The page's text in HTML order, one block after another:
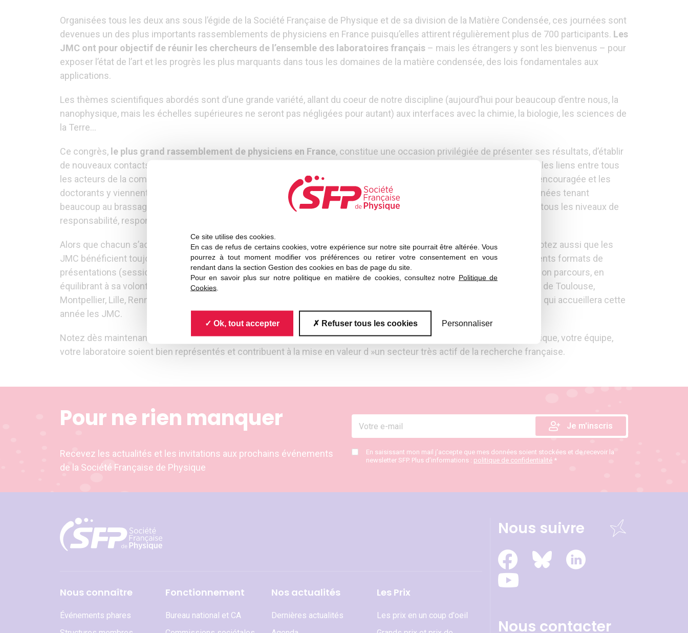
Ce site utilise des cookies.
En cas de refus de certains cookies, votre expérience sur notre site pourrait être altérée. Vous
pourrez à tout moment modifier vos préférences ou retirer votre consentement en vous
rendant dans la section Gestion des cookies en bas de page du site.
Pour en savoir plus sur notre politique en matière de cookies, consultez notre Politique de
Cookies
Ok, tout accepter Refuser tous les cookies Personnaliser
Organisées tous les deux ans sous l’égide de la Société Française de Physique et de sa division de la Matière Condensée, ces journées sont
devenues un des plus importants rassemblements de physiciens en France puisqu’elles attirent régulièrement plus de 700 participants. Les
JMC ont pour objectif de réunir les chercheurs de l’ensemble des laboratoires français – mais les étrangers y sont les bienvenus – pour
exposer l’état de l’art et les progrès les plus marquants dans tous les domaines de la matière condensée, des lois fondamentales aux
applications.
Les thèmes scientifiques abordés sont d’une grande variété, allant du coeur de notre discipline (aujourd’hui pour beaucoup d’entre nous, la
nanophysique, mais les échelles supérieures ne seront pas négligées pour autant) aux interfaces avec la chimie, la biologie, les sciences de
la Terre…
Ce congrès, le plus grand rassemblement de physiciens en France, constitue une occasion privilégiée de présenter ses résultats, d’établir
de nouveaux contacts, de mettre en place de nouvelles collaborations, de s’initier à de nouveaux sujets et de renforcer les liens entre tous
les acteurs de la communauté scientifique française. Traditionnellement, la participation des jeunes chercheurs y est encouragée et les
doctorants y viennent en nombre, mais les JMC s’adressent tout autant aux chercheurs confirmés, l’intérêt de ces journées tenant
beaucoup au brassage ainsi réalisé entre les jeunes qui s’engagent dans la recherche, et ceux qui sont déjà en poste à tous les niveaux de
responsabilité, responsables de projet, chefs d’équipes, directeurs de laboratoires…
Alors que chacun s’accorde quant à l’importance de l’instrumentation scientifique et de la circulation de l’information, notez aussi que les
JMC bénéficient toujours de la présence des principaux fabricants d’appareillages et éditeurs scientifiques. Les différents formats de
présentations (sessions plénières, semi-plénières, minicolloques, affiches et stands) permettent à chacun de choisir son parcours, en
équilibrant à sa volonté approfondissement de son propre domaine et ouverture à d’autres champs. Après les journées de Toulouse,
Montpellier, Lille, Rennes, Orléans, Grenoble, Poitiers, Marseille, Nancy, Toulouse, Strasbourg, et Troyes : c’est donc Paris qui accueillera cette
année les JMC.
Notez dès maintenant les dates : 24-29 août 2014, diffusez largement l’information et faites en sorte que votre thématique, votre équipe,
votre laboratoire soient bien représentés et contribuent à la mise en valeur d »un secteur très actif de la recherche française.
Pour ne rien manquer
Recevez les actualités et les invitations aux prochains événements
de la Société Française de Physique
En saisissant mon mail j’accepte que mes données soient stockées et de recevoir la
newsletter SFP. Plus d’informations : politique de confidentialité *
Nous connaître
Événements phares
Fonctionnement
Bureau national et CA
Nos actualités
Dernières actualités
Les Prix
Les prix en un coup d'oeil
Nous suivre
Nous contacter